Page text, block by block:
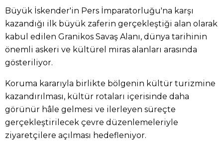
Büyük İskender'in Pers İmparatorluğu'na karşı
kazandığı ilk büyük zaferin gerçekleştiği alan olarak
kabul edilen Granikos Savaş Alanı, dünya tarihinin
önemli askeri ve kültürel miras alanları arasında
gösteriliyor.
Koruma kararıyla birlikte bölgenin kültür turizmine
kazandırılması, kültür rotaları içerisinde daha
görünür hâle gelmesi ve ilerleyen süreçte
gerçekleştirilecek çevre düzenlemeleriyle
ziyaretçilere açılması hedefleniyor.